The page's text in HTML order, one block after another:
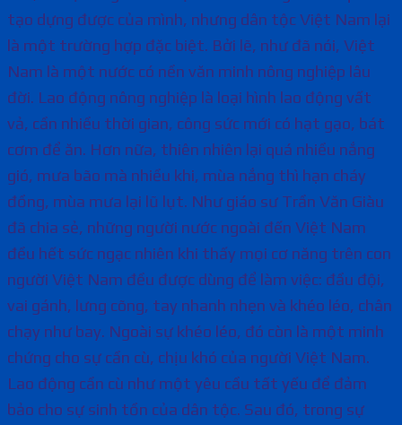
tạo dựng được của mình, nhưng dân tộc Việt Nam lại
là một trường hợp đặc biệt. Bởi lẽ, như đã nói, Việt
Nam là một nước có nền văn minh nông nghiệp lâu
đời. Lao động nông nghiệp là loại hình lao động vất
vả, cần nhiều thời gian, công sức mới có hạt gạo, bát
cơm để ăn. Hơn nữa, thiên nhiên lại quá nhiều nắng
gió, mưa bão mà nhiều khi, mùa nắng thì hạn cháy
đồng, mùa mưa lại lũ lụt. Như giáo sư Trần Văn Giàu
đã chia sẻ, những người nước ngoài đến Việt Nam
đều hết sức ngạc nhiên khi thấy mọi cơ năng trên con
người Việt Nam đều được dùng để làm việc: đầu đội,
vai gánh, lưng cõng, tay nhanh nhẹn và khéo léo, chân
chạy như bay. Ngoài sự khéo léo, đó còn là một minh
chứng cho sự cần cù, chịu khó của người Việt Nam.
Lao động cần cù như một yêu cầu tất yếu để đảm
bảo cho sự sinh tồn của dân tộc. Sau đó, trong sự